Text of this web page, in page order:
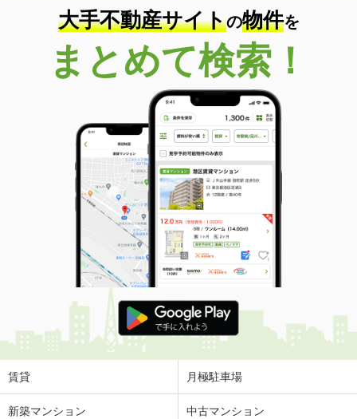
間取り
1K
山梨県甲府市天神町
価 格
8.10万円
山梨県甲府市天神町
25.89m²
間取り
1K
山梨県甲府市中村町
価 格
6.40万円
住 所
山梨県甲府市中村町
専有面積 28.02m²
間取り
1K
山梨県南アルプス市榎原
価 格
6.20万円
住 所
山梨県南アルプス市榎原
専有面積
山梨県南アルプス市徳永
大手不動産サイトの物件を
まとめて検索！
賃貸 月極駐車場
新築マンション 中古マンション